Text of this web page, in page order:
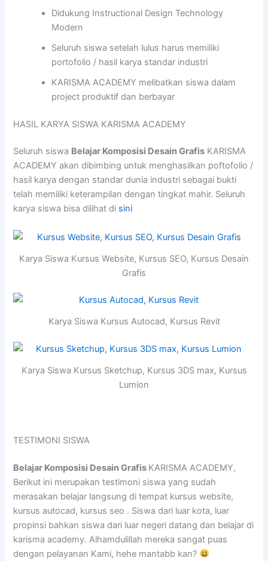
Didukung Instructional Design Technology
Modern
Seluruh siswa setelah lulus harus memiliki
portofolio / hasil karya standar industri
KARISMA ACADEMY melibatkan siswa dalam
project produktif dan berbayar
HASIL KARYA SISWA KARISMA ACADEMY
Seluruh siswa Belajar Komposisi Desain Grafis KARISMA
ACADEMY akan dibimbing untuk menghasilkan poftofolio /
hasil karya dengan standar dunia industri sebagai bukti
telah memiliki keterampilan dengan tingkat mahir. Seluruh
karya siswa bisa dilihat di sini
Karya Siswa Kursus Website, Kursus SEO, Kursus Desain
Grafis
Karya Siswa Kursus Autocad, Kursus Revit
Karya Siswa Kursus Sketchup, Kursus 3DS max, Kursus
Lumion
TESTIMONI SISWA
Belajar Komposisi Desain Grafis KARISMA ACADEMY,
Berikut ini merupakan testimoni siswa yang sudah
merasakan belajar langsung di tempat kursus website,
kursus autocad, kursus seo . Siswa dari luar kota, luar
propinsi bahkan siswa dari luar negeri datang dan belajar di
karisma academy. Alhamdulillah mereka sangat puas
dengan pelayanan Kami, hehe mantabb kan?